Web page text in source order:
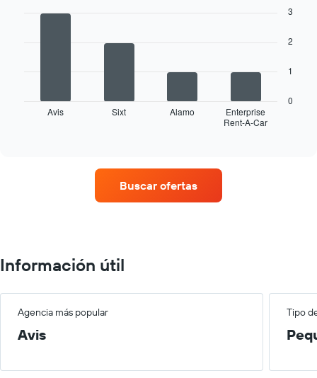
gráfico
muestra
El
gráfico
eje
que
Avis Sixt Alamo
Enterprise
Rent-A-Car
0
1
2
3
Buscar ofertas
Información útil
Agencia más popular Tipo
Avis